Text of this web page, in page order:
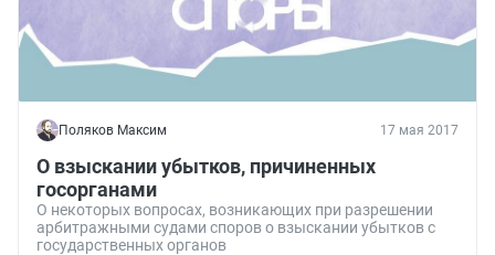
Поляков Максим 17 мая 2017
О взыскании убытков, причиненных
госорганами
О некоторых вопросах, возникающих при разрешении
арбитражными судами споров о взыскании убытков с
государственных органов